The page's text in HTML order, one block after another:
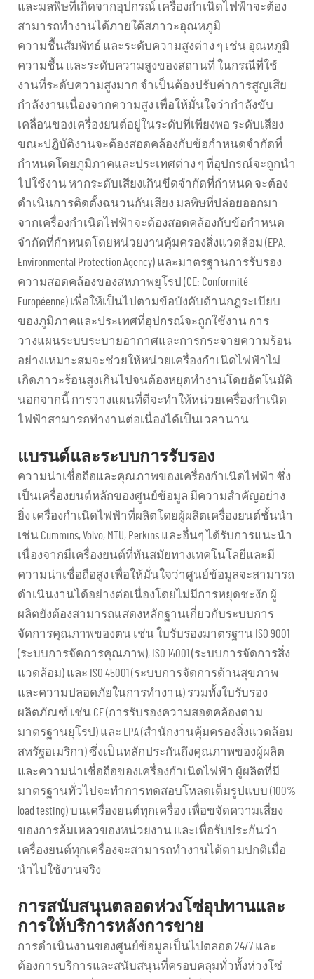
และมลพิษที่เกิดจากอุปกรณ์ เครื่องกำเนิดไฟฟ้าจะต้อง
สามารถทำงานได้ภายใต้สภาวะอุณหภูมิ
ความชื้นสัมพัทธ์ และระดับความสูงต่าง ๆ เช่น อุณหภูมิ
ความชื้น และระดับความสูงของสถานที่ ในกรณีที่ใช้
งานที่ระดับความสูงมาก จำเป็นต้องปรับค่าการสูญเสีย
กำลังงานเนื่องจากความสูง เพื่อให้มั่นใจว่ากำลังขับ
เคลื่อนของเครื่องยนต์อยู่ในระดับที่เพียงพอ ระดับเสียง
ขณะปฏิบัติงานจะต้องสอดคล้องกับข้อกำหนดจำกัดที่
กำหนดโดยภูมิภาคและประเทศต่าง ๆ ที่อุปกรณ์จะถูกนำ
ไปใช้งาน หากระดับเสียงเกินขีดจำกัดที่กำหนด จะต้อง
ดำเนินการติดตั้งฉนวนกันเสียง มลพิษที่ปล่อยออกมา
จากเครื่องกำเนิดไฟฟ้าจะต้องสอดคล้องกับข้อกำหนด
จำกัดที่กำหนดโดยหน่วยงานคุ้มครองสิ่งแวดล้อม (EPA:
Environmental Protection Agency) และมาตรฐานการรับรอง
ความสอดคล้องของสหภาพยุโรป (CE: Conformité
Européenne) เพื่อให้เป็นไปตามข้อบังคับด้านกฎระเบียบ
ของภูมิภาคและประเทศที่อุปกรณ์จะถูกใช้งาน การ
วางแผนระบบระบายอากาศและการกระจายความร้อน
อย่างเหมาะสมจะช่วยให้หน่วยเครื่องกำเนิดไฟฟ้าไม่
เกิดภาวะร้อนสูงเกินไปจนต้องหยุดทำงานโดยอัตโนมัติ
นอกจากนี้ การวางแผนที่ดีจะทำให้หน่วยเครื่องกำเนิด
ไฟฟ้าสามารถทำงานต่อเนื่องได้เป็นเวลานาน
แบรนด์และระบบการรับรอง
ความน่าเชื่อถือและคุณภาพของเครื่องกำเนิดไฟฟ้า ซึ่ง
เป็นเครื่องยนต์หลักของศูนย์ข้อมูล มีความสำคัญอย่าง
ยิ่ง เครื่องกำเนิดไฟฟ้าที่ผลิตโดยผู้ผลิตเครื่องยนต์ชั้นนำ
เช่น Cummins, Volvo, MTU, Perkins และอื่นๆ ได้รับการแนะนำ
เนื่องจากมีเครื่องยนต์ที่ทันสมัยทางเทคโนโลยีและมี
ความน่าเชื่อถือสูง เพื่อให้มั่นใจว่าศูนย์ข้อมูลจะสามารถ
ดำเนินงานได้อย่างต่อเนื่องโดยไม่มีการหยุดชะงัก ผู้
ผลิตยังต้องสามารถแสดงหลักฐานเกี่ยวกับระบบการ
จัดการคุณภาพของตน เช่น ใบรับรองมาตรฐาน ISO 9001
(ระบบการจัดการคุณภาพ), ISO 14001 (ระบบการจัดการสิ่ง
แวดล้อม) และ ISO 45001 (ระบบการจัดการด้านสุขภาพ
และความปลอดภัยในการทำงาน) รวมทั้งใบรับรอง
ผลิตภัณฑ์ เช่น CE (การรับรองความสอดคล้องตาม
มาตรฐานยุโรป) และ EPA (สำนักงานคุ้มครองสิ่งแวดล้อม
สหรัฐอเมริกา) ซึ่งเป็นหลักประกันถึงคุณภาพของผู้ผลิต
และความน่าเชื่อถือของเครื่องกำเนิดไฟฟ้า ผู้ผลิตที่มี
มาตรฐานทั่วไปจะทำการทดสอบโหลดเต็มรูปแบบ (100%
load testing) บนเครื่องยนต์ทุกเครื่อง เพื่อขจัดความเสี่ยง
ของการล้มเหลวของหน่วยงาน และเพื่อรับประกันว่า
เครื่องยนต์ทุกเครื่องจะสามารถทำงานได้ตามปกติเมื่อ
นำไปใช้งานจริง
การสนับสนุนตลอดห่วงโซ่อุปทานและ
การให้บริการหลังการขาย
การดำเนินงานของศูนย์ข้อมูลเป็นไปตลอด 24/7 และ
ต้องการบริการและสนับสนุนที่ครอบคลุมทั่วทั้งห่วงโซ่